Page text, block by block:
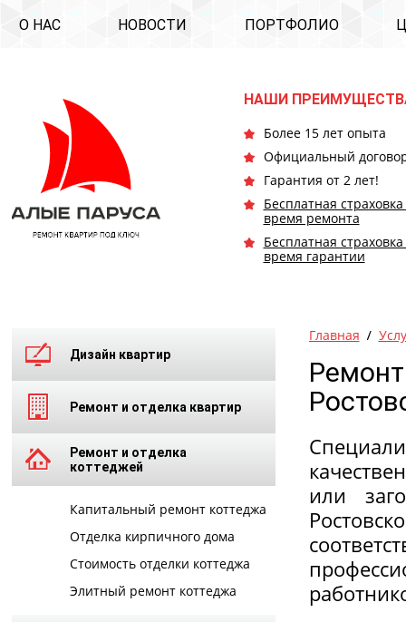
О НАС НОВОСТИ ПОРТФОЛИО
НАШИ
Более 15 лет опыта
Официальный
Гарантия от 2 лет!
Бесплатная
время ремонта
Бесплатная
время гарантии
Главная
или
Дизайн квартир
Ремонт и отделка квартир
Ремонт и отделка
коттеджей
Капитальный ремонт коттеджа
Отделка кирпичного дома
Стоимость отделки коттеджа
Элитный ремонт коттеджа